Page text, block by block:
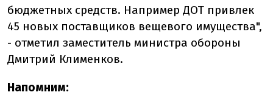
бюджетных средств. Например ДОТ привлек
45 новых поставщиков вещевого имущества",
- отметил заместитель министра обороны
Дмитрий Клименков.
Напомним: